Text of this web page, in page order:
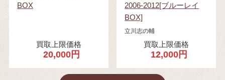
BOX
買取上限価格
20,000円
2006-2012[ブルーレイ
BOX]
立川志の輔
買取上限価格
12,000円